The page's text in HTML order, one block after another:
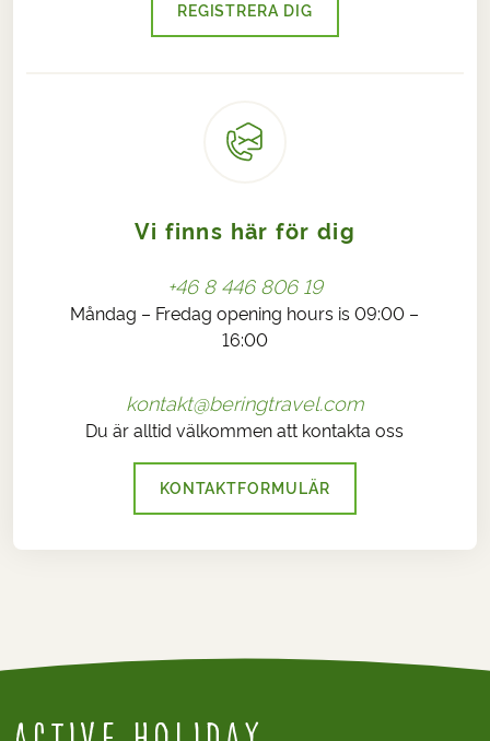
REGISTRERA DIG
Vi finns här för dig
+46 8 446 806 19
Måndag – Fredag opening hours is 09:00 –
16:00
kontakt@beringtravel.com
Du är alltid välkommen att kontakta oss
KONTAKTFORMULÄR